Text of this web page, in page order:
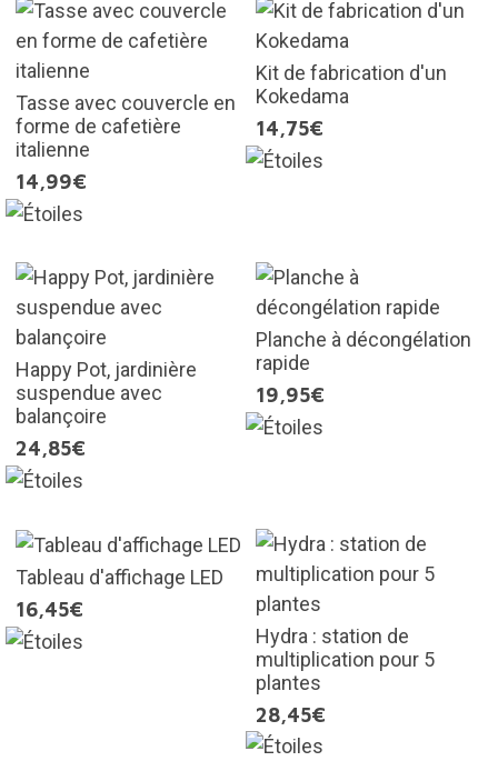
Tasse avec couvercle en
forme de cafetière
italienne
14,99€
Kit de fabrication d'un
Kokedama
14,75€
Happy Pot, jardinière
suspendue avec
balançoire
24,85€
Planche à décongélation
rapide
19,95€
Tableau d'affichage LED
16,45€
Hydra : station de
multiplication pour 5
plantes
28,45€